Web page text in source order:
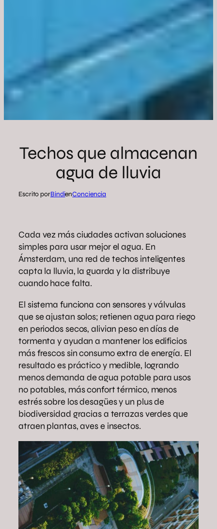
Techos que almacenan
agua de lluvia
Escrito porBindienConciencia
Cada vez más ciudades activan soluciones
simples para usar mejor el agua. En
Ámsterdam, una red de techos inteligentes
capta la lluvia, la guarda y la distribuye
cuando hace falta.
El sistema funciona con sensores y válvulas
que se ajustan solos; retienen agua para riego
en periodos secos, alivian peso en días de
tormenta y ayudan a mantener los edificios
más frescos sin consumo extra de energía. El
resultado es práctico y medible, logrando
menos demanda de agua potable para usos
no potables, más confort térmico, menos
estrés sobre los desagües y un plus de
biodiversidad gracias a terrazas verdes que
atraen plantas, aves e insectos.